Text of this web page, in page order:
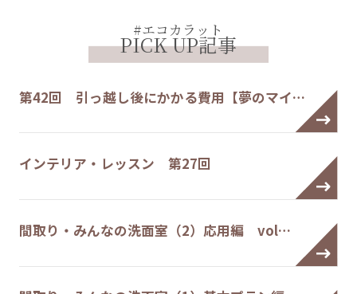
#エコカラット
PICK UP記事
第42回 引っ越し後にかかる費用【夢のマイ…
インテリア・レッスン 第27回
間取り・みんなの洗面室（2）応用編 vol…